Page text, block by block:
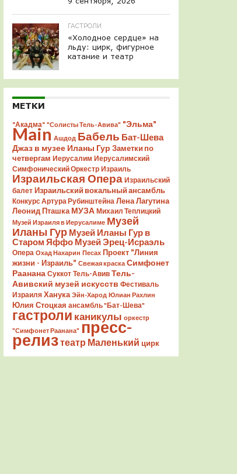
ГАСТРОЛИ
«Холодное сердце» на
льду: цирк, фигурное
катание и театр
МЕТКИ
"Акадма" "Солисты Тель-Авива" "Эльма"
Main Ашдод Бабель Бат-Шева
Джаз в музее Иланы Гур Заметки по
четвергам Иерусалим Иерусалимский
Симфонический Оркестр Израиль
Израильская Опера Израильский
балет Израильский вокальный ансамбль
Конкурс Артура Рубинштейна Лена Лагутина
Леонид Пташка МУЗА Михаил Теплицкий
Музей Израиля в Иерусалиме Музей
Иланы Гур Музей Иланы Гур в
Старом Яффо Музей Эрец-Исраэль
Опера Охад Нахарин Песах Проект "Линия
жизни - Израиль" Свежая краска Симфонет
Раанана Суккот Тель-Авив Тель-
Авивский музей искусств Фестиваль
Израиля Ханука Эйн-Харод Юлиан Рахлин
Юлия Стоцкая ансамбль "Бат-Шева"
гастроли каникулы оркестр
"Симфонет Раанана" пресс-
релизтеатр Маленький цирк